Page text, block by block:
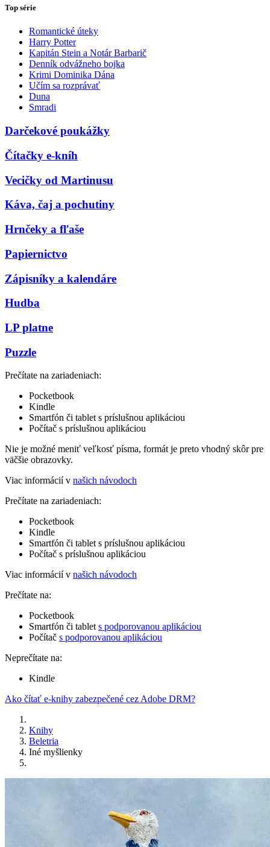
Top série
Romantické úteky
Harry Potter
Kapitán Stein a Notár Barbarič
Denník odvážneho bojka
Krimi Dominika Dána
Učím sa rozprávať
Duna
Smradi
Darčekové poukážky
Čítačky e-kníh
Vecičky od Martinusu
Káva, čaj a pochutiny
Hrnčeky a fľaše
Papiernictvo
Zápisníky a kalendáre
Hudba
LP platne
Puzzle
Prečítate na zariadeniach:
Pocketbook
Kindle
Smartfón či tablet s príslušnou aplikáciou
Počítač s príslušnou aplikáciou
Nie je možné meniť veľkosť písma, formát je preto vhodný skôr pre
väčšie obrazovky.
Viac informácií v našich návodoch
Prečítate na zariadeniach:
Pocketbook
Kindle
Smartfón či tablet s príslušnou aplikáciou
Počítač s príslušnou aplikáciou
Viac informácií v našich návodoch
Prečítate na:
Pocketbook
Smartfón či tablet s podporovanou aplikáciou
Počítač s podporovanou aplikáciou
Neprečítate na:
Kindle
Ako čítať e-knihy zabezpečené cez Adobe DRM?
Knihy
Beletria
Iné myšlienky